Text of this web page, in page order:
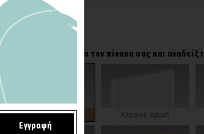
120 x 180 εκ.
Επιλέξτε κορνίζα για τον πίνακα σας και
Χωρίς κορνίζα Κλασική Λευκή
Εγγραφή